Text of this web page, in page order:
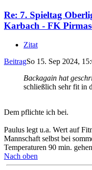
Re: 7. Spieltag
Karbach - FK
Zitat
BeitragSo 15. Sep 2024,
Backagain hat
schließlich sehr fit in
Dem pflichte ich bei.
Paulus legt u.a. Wert auf
Mannschaft selbst bei
Temperaturen 90 min.
Nach oben